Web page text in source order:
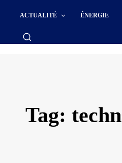
ACTUALITÉ ÉNERGIE
Tag: